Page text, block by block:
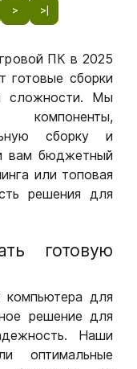
> >|
ПК в 2025
готовые сборки
сложности. Мы
компоненты,
сборку и
вам бюджетный
или топовая
решения для
готовую
компьютера для
решение для
Наши
оптимальные